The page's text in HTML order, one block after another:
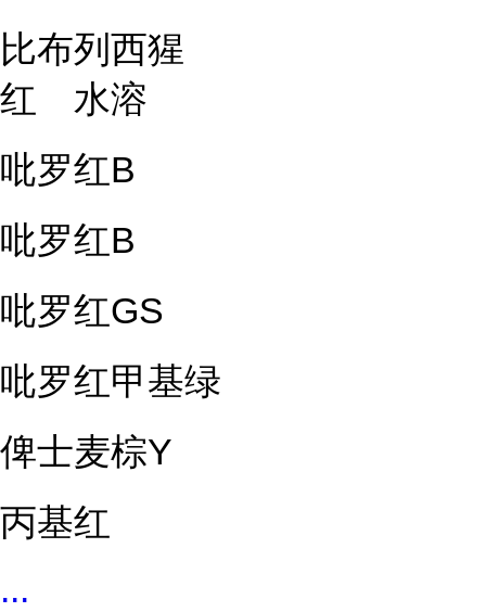
比布列西猩
红 水溶
吡罗红B
吡罗红B
吡罗红GS
吡罗红甲基绿
俾士麦棕Y
丙基红
...